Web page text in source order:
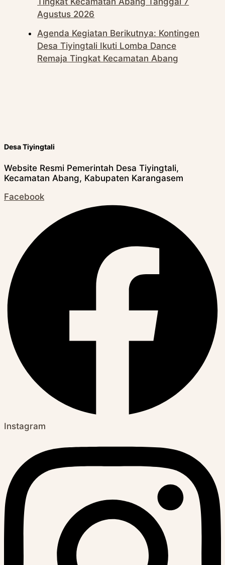
Agustus 2026
Agenda Kegiatan Berikutnya: Kontingen
Desa Tiyingtali Ikuti Lomba Dance
Remaja Tingkat Kecamatan Abang
Desa Tiyingtali
Website Resmi Pemerintah Desa Tiyingtali,
Kecamatan Abang, Kabupaten Karangasem
Facebook
Instagram